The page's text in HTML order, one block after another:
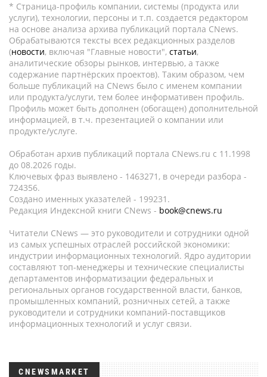
* Страница-профиль компании, системы (продукта или
услуги), технологии, персоны и т.п. создается редактором
на основе анализа архива публикаций портала CNews.
Обрабатываются тексты всех редакционных разделов
(новости, включая "Главные новости", статьи,
аналитические обзоры рынков, интервью, а также
содержание партнёрских проектов). Таким образом, чем
больше публикаций на CNews было с именем компании
или продукта/услуги, тем более информативен профиль.
Профиль может быть дополнен (обогащен) дополнительной
информацией, в т.ч. презентацией о компании или
продукте/услуге.
Обработан архив публикаций портала CNews.ru c 11.1998
до 08.2026 годы.
Ключевых фраз выявлено - 1463271, в очереди разбора -
724356.
Создано именных указателей - 199231.
Редакция Индексной книги CNews - book@cnews.ru
Читатели CNews — это руководители и сотрудники одной
из самых успешных отраслей российской экономики:
индустрии информационных технологий. Ядро аудитории
составляют топ-менеджеры и технические специалисты
департаментов информатизации федеральных и
региональных органов государственной власти, банков,
промышленных компаний, розничных сетей, а также
руководители и сотрудники компаний-поставщиков
информационных технологий и услуг связи.
CNEWSMARKET